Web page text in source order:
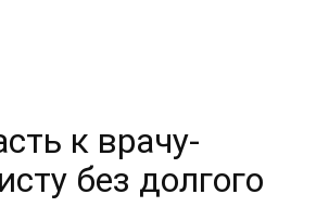
к врачу-
без долгого